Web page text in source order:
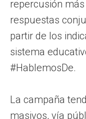
repercusión
respuestas
partir de los
sistema
#HablemosDe.
La campaña
masivos, vía